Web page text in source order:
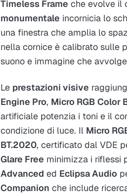
Timeless Frame che evolve il
monumentale incornicia lo
una finestra che amplia lo
nella cornice è calibrato sulle
suono e immagine che
Le prestazioni visive
Engine Pro, Micro RGB Color
artificiale potenzia i toni e il
condizione di luce. Il Micro
BT.2020, certificato dal VDE
Glare Free minimizza i riflessi
Advanced ed Eclipsa Audio
Companion che include